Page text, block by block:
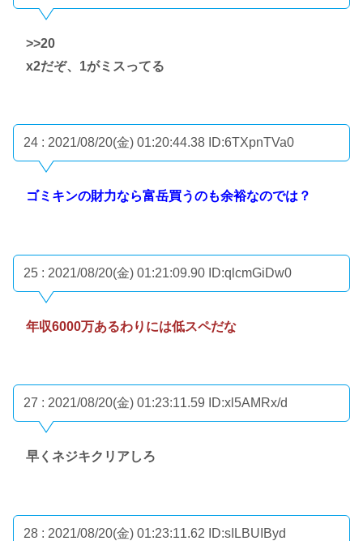
>>20
x2だぞ、1がミスってる
24 : 2021/08/20(金) 01:20:44.38 ID:6TXpnTVa0
ゴミキンの財力なら富岳買うのも余裕なのでは？
25 : 2021/08/20(金) 01:21:09.90 ID:qlcmGiDw0
年収6000万あるわりには低スペだな
27 : 2021/08/20(金) 01:23:11.59 ID:xl5AMRx/d
早くネジキクリアしろ
28 : 2021/08/20(金) 01:23:11.62 ID:sILBUIByd